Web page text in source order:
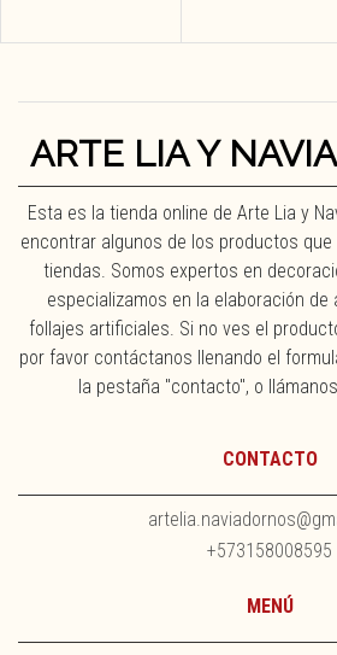
ARTE LIA Y
Esta es la tienda online de Arte Lia y
encontrar algunos de los productos
tiendas. Somos expertos en
especializamos en la elaboración
follajes artificiales. Si no ves el
por favor contáctanos llenando el
la pestaña "contacto", o
CONTACTO
+573158008595
MENÚ